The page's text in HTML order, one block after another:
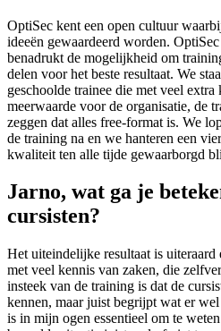
OptiSec kent een open cultuur
ideeën gewaardeerd worden.
benadrukt de mogelijkheid om
delen voor het beste resultaat. We
geschoolde trainee die met veel extra
meerwaarde voor de organisatie, de
zeggen dat alles free-format is. We
de training na en we hanteren een
kwaliteit ten alle tijde gewaarborgd
Jarno, wat ga je
cursisten?
Het uiteindelijke resultaat is uiteraard
met veel kennis van zaken, die
insteek van de training is dat de
kennen, maar juist begrijpt wat er
is in mijn ogen essentieel om te